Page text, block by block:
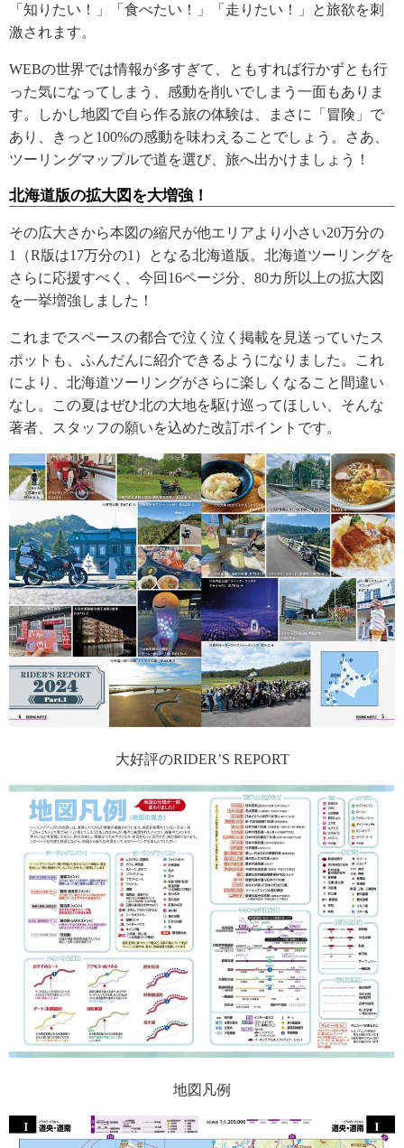
「知りたい！」「食べたい！」「走りたい！」と旅欲を刺
激されます。
WEBの世界では情報が多すぎて、ともすれば行かずとも行
った気になってしまう、感動を削いでしまう一面もありま
す。しかし地図で自ら作る旅の体験は、まさに「冒険」で
あり、きっと100%の感動を味わえることでしょう。さあ、
ツーリングマップルで道を選び、旅へ出かけましょう！
北海道版の拡大図を大増強！
その広大さから本図の縮尺が他エリアより小さい20万分の
1（R版は17万分の1）となる北海道版。北海道ツーリングを
さらに応援すべく、今回16ページ分、80カ所以上の拡大図
を一挙増強しました！
これまでスペースの都合で泣く泣く掲載を見送っていたス
ポットも、ふんだんに紹介できるようになりました。これ
により、北海道ツーリングがさらに楽しくなること間違い
なし。この夏はぜひ北の大地を駆け巡ってほしい、そんな
著者、スタッフの願いを込めた改訂ポイントです。
大好評のRIDER’S REPORT
地図凡例